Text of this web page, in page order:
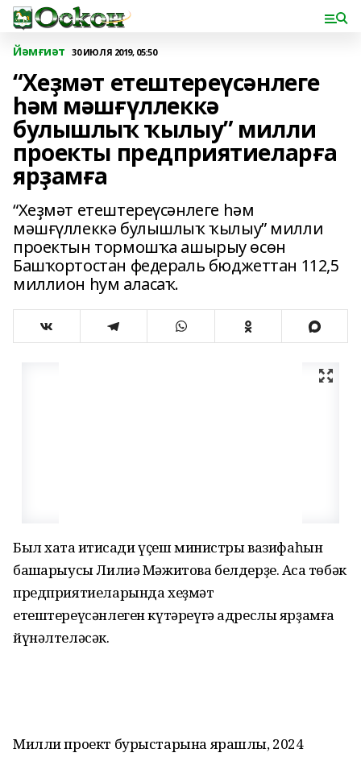
Йәмғиәт 30 ИЮЛЯ 2019, 05:50
“Хеҙмәт етештереүсәнлеге
һәм мәшғүллеккә
булышлыҡ ҡылыу” милли
проекты предприятиеларға
ярҙамға
“Хеҙмәт етештереүсәнлеге һәм
мәшғүллеккә булышлыҡ ҡылыу” милли
проектын тормошҡа ашырыу өсөн
Башҡортостан федераль бюджеттан 112,5
миллион һум аласаҡ.
Был хаҡта иҡтисади үҫеш министры вазифаһын
башҡарыусы Лилиә Мәжитова белдерҙе. Аҡса төбәк
предприятиеларында хеҙмәт
етештереүсәнлеген күтәреүгә адреслы ярҙамға
йүнәлтеләсәк.
Милли проект бурыстарына ярашлы, 2024